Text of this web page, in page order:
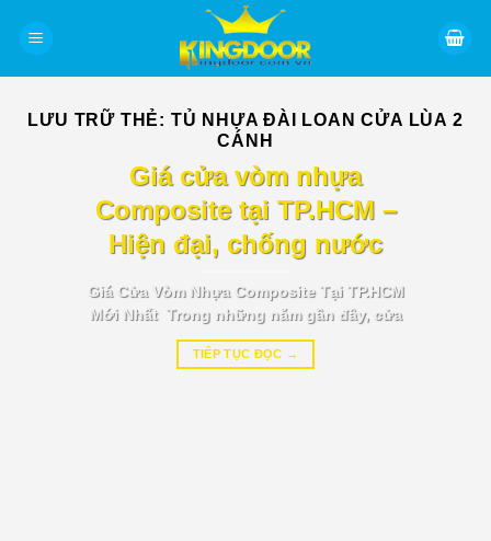
LƯU TRỮ THẺ: TỦ NHỰA ĐÀI LOAN CỬA LÙA 2
CÁNH
BÁO GIÁ TIN TỨC
Giá cửa vòm nhựa
Composite tại TP.HCM –
Hiện đại, chống nước
Giá Cửa Vòm Nhựa Composite Tại TP.HCM
Mới Nhất Trong những năm gần đây, cửa
TIẾP TỤC ĐỌC →